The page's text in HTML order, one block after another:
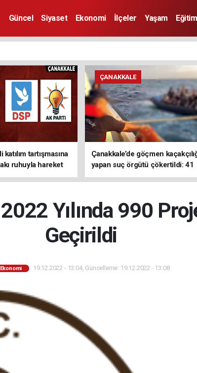
Güncel Siyaset Ekonomi İlçeler Yaşam Eğitim
katılım tartışmasına
ruhuyla hareket
ÇANAKKALE
Çanakkale’de göçmen
yapan suç örgütü çökertildi: 41
tutuklama
Yılında 990
Geçirildi
Ekonomi 19.12.2022 - 13:04, Güncelleme: 19.12.2022 - 13:08